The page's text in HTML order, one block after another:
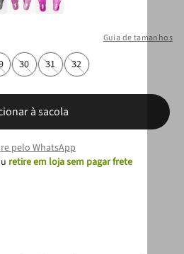
Guia de tamanhos
30 31 32
à sacola
pelo WhatsApp
retire em loja sem pagar frete